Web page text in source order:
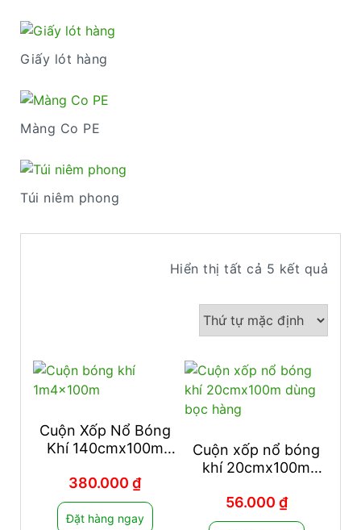
Giấy lót hàng
Màng Co PE
Túi niêm phong
Hiển thị tất cả 5 kết quả
Cuộn Xốp Nổ Bóng
Khí 140cmx100m
380.000 ₫
Đặt hàng ngay
Cuộn xốp nổ bóng
khí 20cmx100m
56.000 ₫